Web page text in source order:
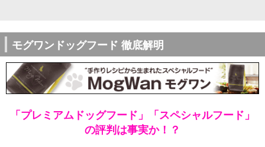
モグワンドッグフード 徹底解明
「プレミアムドッグフード」「スペシャルフード」
の評判は事実か！？